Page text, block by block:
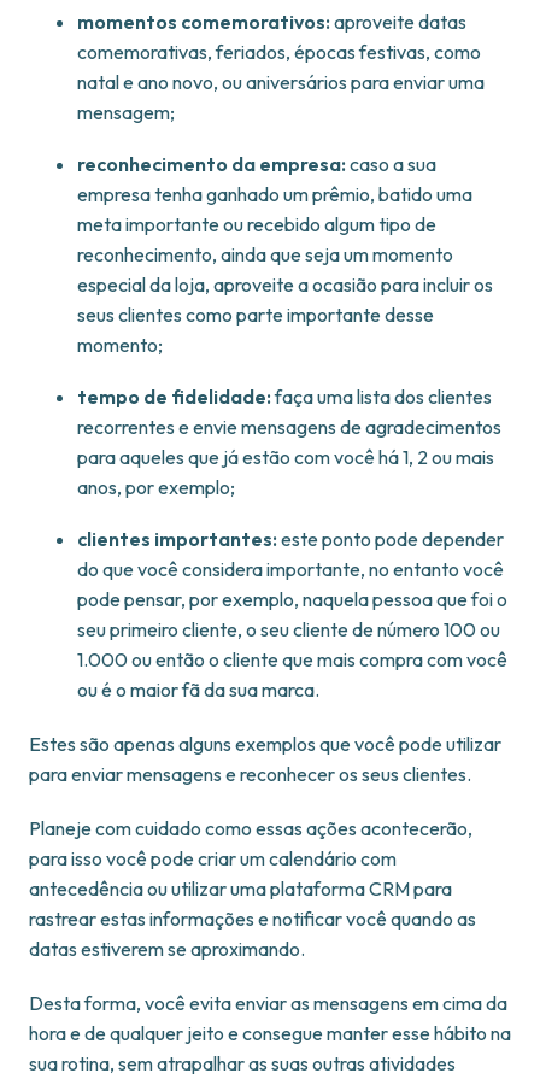
momentos comemorativos: aproveite datas
comemorativas, feriados, épocas festivas, como
natal e ano novo, ou aniversários para enviar uma
mensagem;
reconhecimento da empresa: caso a sua
empresa tenha ganhado um prêmio, batido uma
meta importante ou recebido algum tipo de
reconhecimento, ainda que seja um momento
especial da loja, aproveite a ocasião para incluir os
seus clientes como parte importante desse
momento;
tempo de fidelidade:faça uma lista dos clientes
recorrentes e envie mensagens de agradecimentos
para aqueles que já estão com você há 1, 2 ou mais
anos, por exemplo;
clientes importantes: este ponto pode depender
do que você considera importante, no entanto você
pode pensar, por exemplo, naquela pessoa que foi o
seu primeiro cliente, o seu cliente de número 100 ou
1.000 ou então o cliente que mais compra com você
ou é o maior fã da sua marca.
Estes são apenas alguns exemplos que você pode utilizar
para enviar mensagens e reconhecer os seus clientes.
Planeje com cuidado como essas ações acontecerão,
para isso você pode criar um calendário com
antecedência ou utilizar uma plataforma CRM para
rastrear estas informações e notificar você quando as
datas estiverem se aproximando.
Desta forma, você evita enviar as mensagens em cima da
hora e de qualquer jeito e consegue manter esse hábito na
sua rotina, sem atrapalhar as suas outras atividades